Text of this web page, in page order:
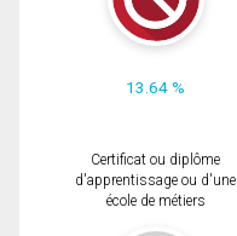
13.64 %
Certificat ou diplôme
d'apprentissage ou d'une
école de métiers